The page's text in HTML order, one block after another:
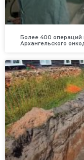
Более 400 операций
Архангельского